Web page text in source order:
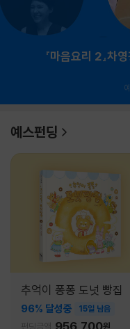
『마음요리 2』차
예스펀딩
추억이 퐁퐁 도넛 빵집
96% 달성중 15일 남음
펀딩금액 956,700원